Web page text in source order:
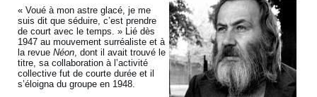
« Voué à mon astre glacé, je me
suis dit que séduire, c’est prendre
de court avec le temps. » Lié dès
1947 au mouvement surréaliste et à
la revueNéon, dont il avait trouvé le
titre, sa collaboration à l’activité
collective fut de courte durée et il
s’éloigna du groupe en 1948.